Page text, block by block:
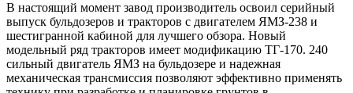
В настоящий момент завод производитель освоил серийный
выпуск бульдозеров и тракторов с двигателем ЯМЗ-238 и
шестигранной кабиной для лучшего обзора. Новый
модельный ряд тракторов имеет модификацию ТГ-170. 240
сильный двигатель ЯМЗ на бульдозере и надежная
механическая трансмиссия позволяют эффективно применять